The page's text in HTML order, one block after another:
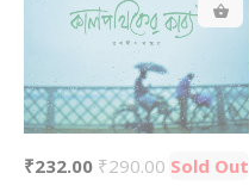
₹232.00 ₹290.00 Sold Out